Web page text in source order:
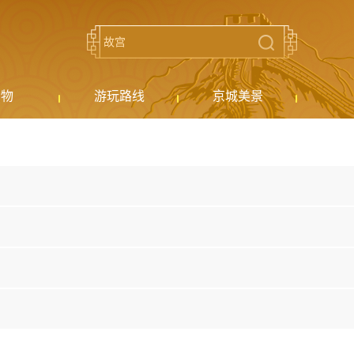
游玩路线 京城美景